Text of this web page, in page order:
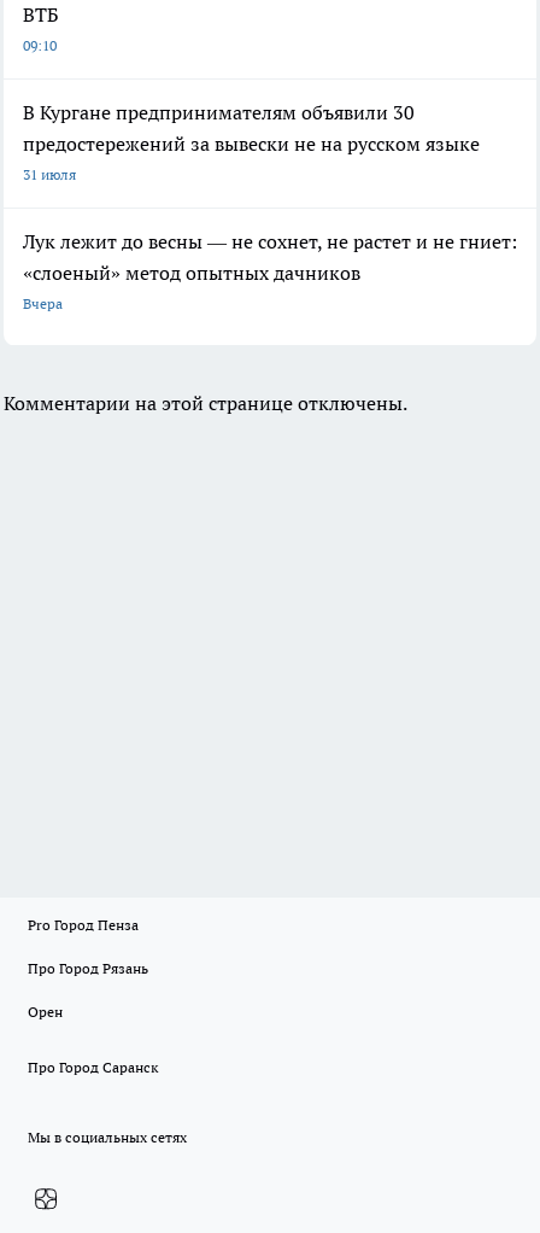
ВТБ
09:10
В Кургане предпринимателям объявили 30
предостережений за вывески не на русском языке
31 июля
Лук лежит до весны — не сохнет, не растет и не гниет:
«слоеный» метод опытных дачников
Вчера
Комментарии на этой странице отключены.
Pro Город Пенза
Про Город Рязань
Орен
Про Город Саранск
Мы в социальных сетях